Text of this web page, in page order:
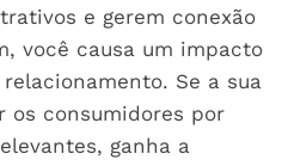
e gerem conexão
você causa um impacto
Se a sua
os consumidores por
ganha a